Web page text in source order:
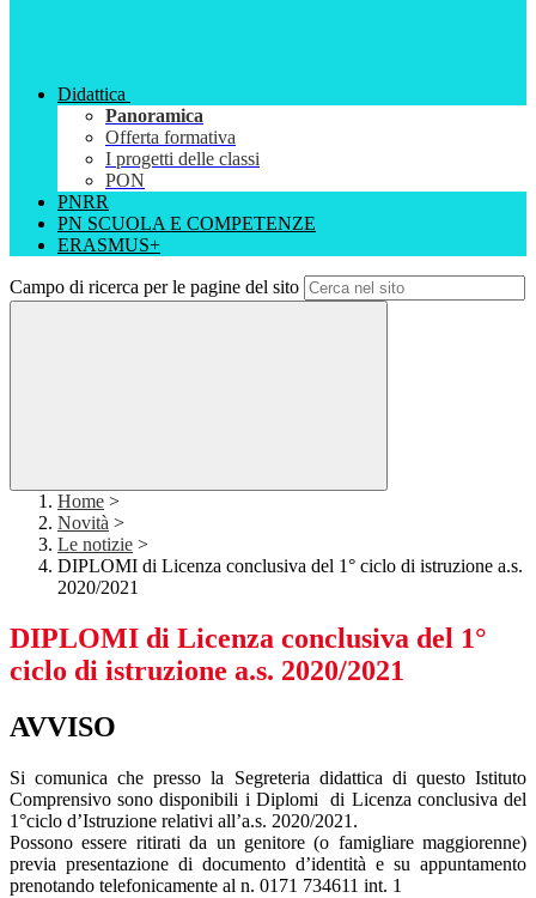
Didattica
Panoramica
Offerta formativa
I progetti delle classi
PON
PNRR
PN SCUOLA E COMPETENZE
ERASMUS+
Campo di ricerca per le pagine del sito
Home >
Novità >
Le notizie >
DIPLOMI di Licenza conclusiva del 1° ciclo di istruzione a.s.
2020/2021
DIPLOMI di Licenza conclusiva del 1°
ciclo di istruzione a.s. 2020/2021
AVVISO
Si comunica che presso la Segreteria didattica di questo Istituto
Comprensivo sono disponibili i Diplomi di Licenza conclusiva del
1°ciclo d’Istruzione relativi all’a.s. 2020/2021.
Possono essere ritirati da un genitore (o famigliare maggiorenne)
previa presentazione di documento d’identità e su appuntamento
prenotando telefonicamente al n. 0171 734611 int. 1